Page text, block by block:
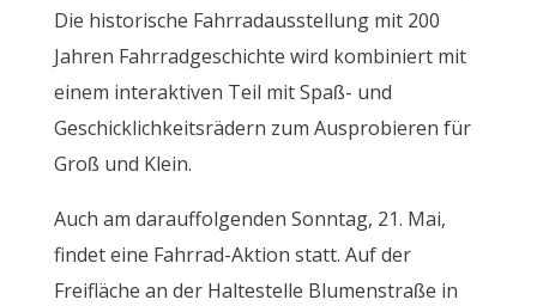
Die historische Fahrradausstellung mit 200
Jahren Fahrradgeschichte wird kombiniert mit
einem interaktiven Teil mit Spaß- und
Geschicklichkeitsrädern zum Ausprobieren für
Groß und Klein.
Auch am darauffolgenden Sonntag, 21. Mai,
findet eine Fahrrad-Aktion statt. Auf der
Freifläche an der Haltestelle Blumenstraße in